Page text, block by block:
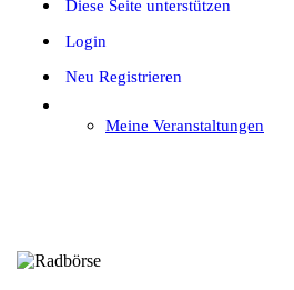
Diese Seite unterstützen
Login
Neu Registrieren
Meine Veranstaltungen